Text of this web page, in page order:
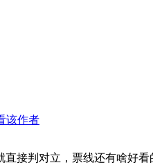
该作者
接判对立，票线还有啥好